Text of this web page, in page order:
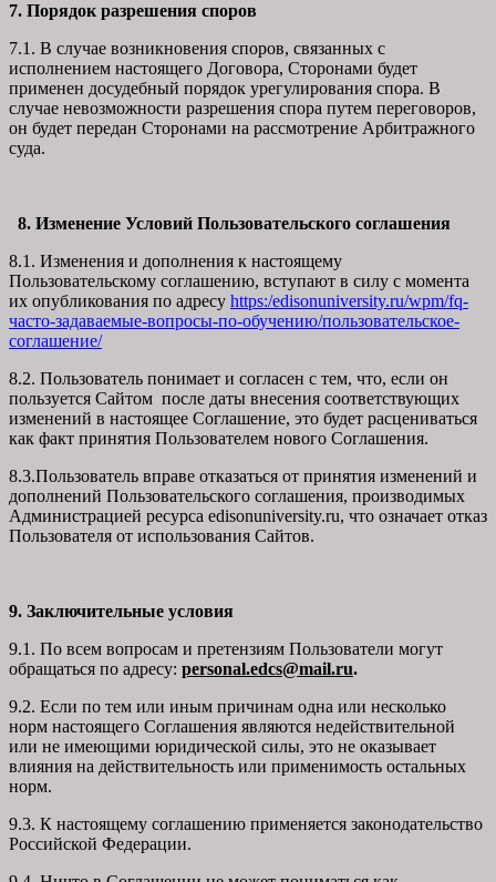
7. Порядок разрешения споров
7.1. В случае возникновения споров, связанных с
исполнением настоящего Договора, Сторонами будет
применен досудебный порядок урегулирования спора. В
случае невозможности разрешения спора путем переговоров,
он будет передан Сторонами на рассмотрение Арбитражного
суда.
8. Изменение Условий Пользовательского соглашения
8.1. Изменения и дополнения к настоящему
Пользовательскому соглашению, вступают в силу с момента
их опубликования по адресу https:/edisonuniversity.ru/wpm/fq-
часто-задаваемые-вопросы-по-обучению/пользовательское-
соглашение/
8.2. Пользователь понимает и согласен с тем, что, если он
пользуется Сайтом после даты внесения соответствующих
изменений в настоящее Соглашение, это будет расцениваться
как факт принятия Пользователем нового Соглашения.
8.3.Пользователь вправе отказаться от принятия изменений и
дополнений Пользовательского соглашения, производимых
Администрацией ресурса edisonuniversity.ru, что означает отказ
Пользователя от использования Сайтов.
9. Заключительные условия
9.1. По всем вопросам и претензиям Пользователи могут
обращаться по адресу: personal.edcs@mail.ru.
9.2. Если по тем или иным причинам одна или несколько
норм настоящего Соглашения являются недействительной
или не имеющими юридической силы, это не оказывает
влияния на действительность или применимость остальных
норм.
9.3. К настоящему соглашению применяется законодательство
Российской Федерации.